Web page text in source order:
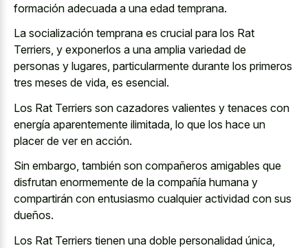
formación adecuada a una edad temprana.
La socialización temprana es crucial para los Rat
Terriers, y exponerlos a una amplia variedad de
personas y lugares, particularmente durante los primeros
tres meses de vida, es esencial.
Los Rat Terriers son cazadores valientes y tenaces con
energía aparentemente ilimitada, lo que los hace un
placer de ver en acción.
Sin embargo, también son compañeros amigables que
disfrutan enormemente de la compañía humana y
compartirán con entusiasmo cualquier actividad con sus
dueños.
Los Rat Terriers tienen una doble personalidad única,